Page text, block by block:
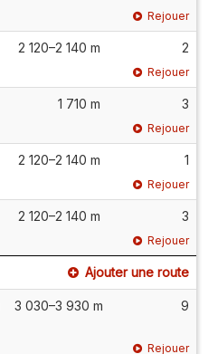
Rejouer
2 120–2 140 m 2
Rejouer
1 710 m 3
Rejouer
2 120–2 140 m 1
Rejouer
2 120–2 140 m 3
Rejouer
Ajouter une route
3 030–3 930 m 9
Rejouer